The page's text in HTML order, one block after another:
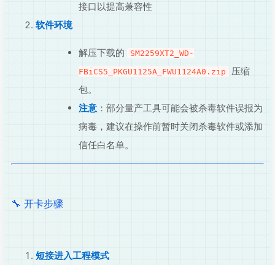
接口以提高兼容性
软件环境
解压下载的
SM2259XT2_WD-
FBiCS5_PKGU1125A_FWU1124A0.zip
压缩
包。
注意 ：部分量产工具可能会被杀毒软件误报为
病毒，建议在操作前暂时关闭杀毒软件或添加
信任白名单。
🔧 开卡步骤
短接进入工程模式